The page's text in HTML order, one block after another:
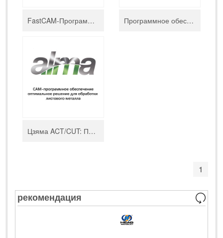
FastCAM-Программное обеспечение для автоматического редактирования и раскроя Программное обеспечение HEAD CAD/CAM
Цзяма ACT/CUT: Программное обеспечение для водоструйной резки
1
рекомендация